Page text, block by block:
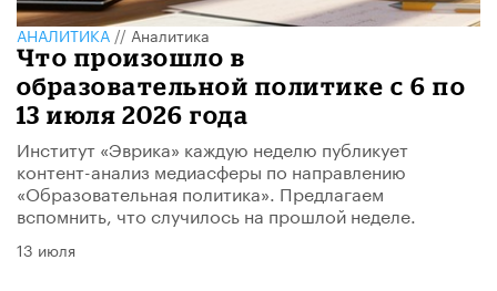
АНАЛИТИКА//Аналитика
​Что произошло в
образовательной политике с 6 по
13 июля 2026 года
Институт «Эврика» каждую неделю публикует
контент-анализ медиасферы по направлению
«Образовательная политика». Предлагаем
вспомнить, что случилось на прошлой неделе.
13 июля